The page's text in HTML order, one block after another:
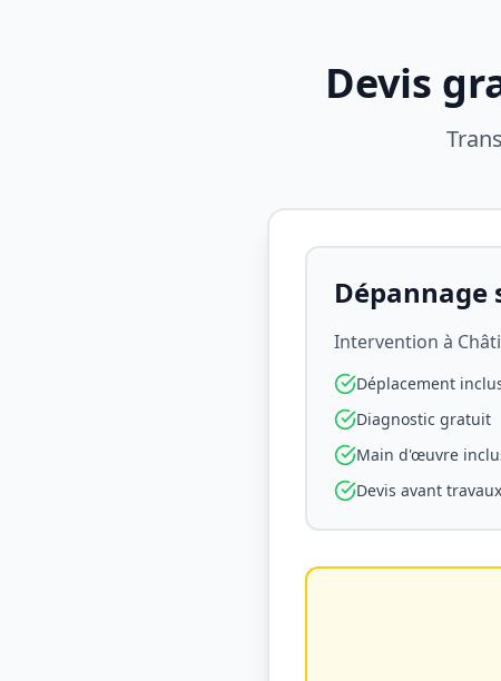
Devis
Dépannage
Intervention à
Déplacement
Diagnostic gratuit
Main d'œuvre
Devis avant travaux